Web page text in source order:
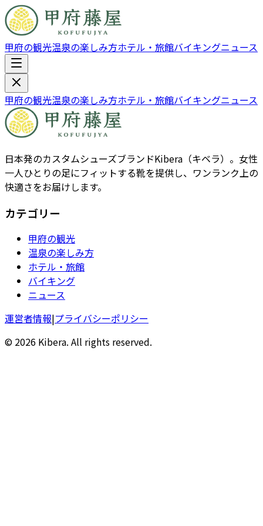
甲府の観光温泉の楽しみ方ホテル・旅館バイキングニュース
甲府の観光温泉の楽しみ方ホテル・旅館バイキングニュース
日本発のカスタムシューズブランドKibera（キベラ）。女性
一人ひとりの足にフィットする靴を提供し、ワンランク上の
快適さをお届けします。
カテゴリー
甲府の観光
温泉の楽しみ方
ホテル・旅館
バイキング
ニュース
運営者情報|プライバシーポリシー
© 2026 Kibera. All rights reserved.